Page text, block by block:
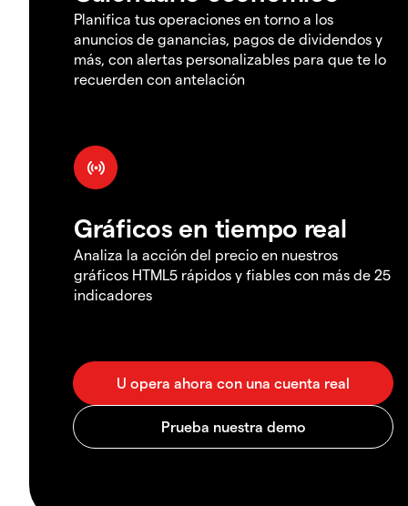
Planifica tus operaciones en torno a los
anuncios de ganancias, pagos de dividendos y
más, con alertas personalizables para que te lo
recuerden con antelación
Gráficos en tiempo real
Analiza la acción del precio en nuestros
gráficos HTML5 rápidos y fiables con más de 25
indicadores